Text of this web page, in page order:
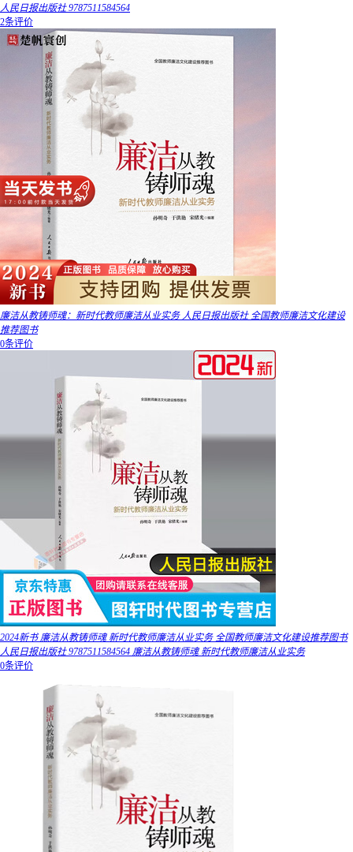
人民日报出版社 9787511584564
2条评价
廉洁从教铸师魂：新时代教师廉洁从业实务 人民日报出版社 全国教师廉洁文化建设
推荐图书
0条评价
2024新书 廉洁从教铸师魂 新时代教师廉洁从业实务 全国教师廉洁文化建设推荐图书
人民日报出版社 9787511584564 廉洁从教铸师魂 新时代教师廉洁从业实务
0条评价